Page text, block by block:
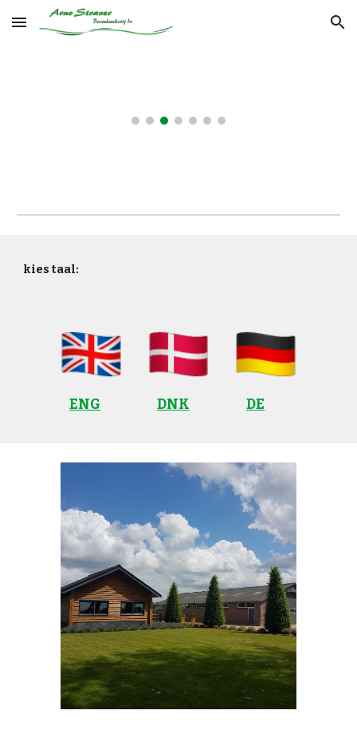
Skip to main content Skip to navigation
kies taal:
ENG DNK DE